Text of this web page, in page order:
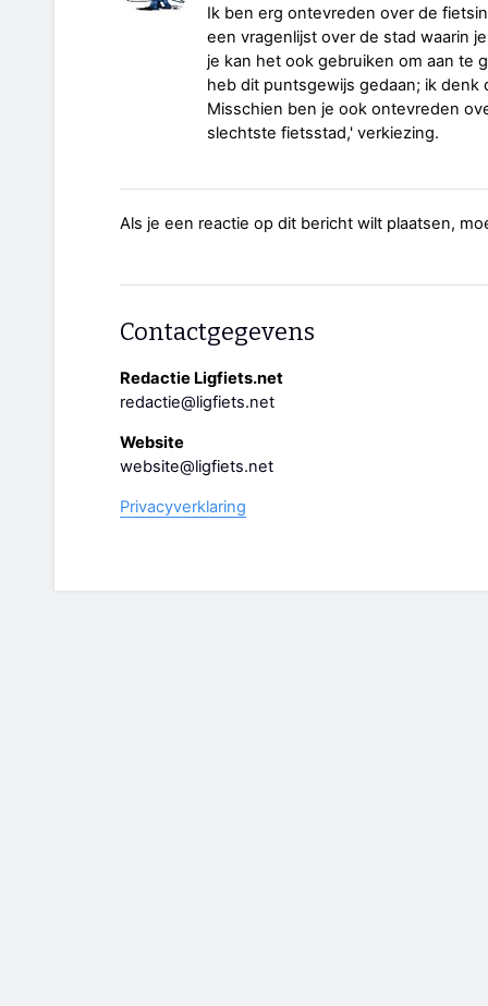
Ik ben erg ontevreden over de
een vragenlijst over de stad waarin
je kan het ook gebruiken om aan te
heb dit puntsgewijs gedaan; ik
Misschien ben je ook ontevreden
slechtste fietsstad,' verkiezing.
Als je een reactie op dit bericht wilt plaatsen,
Contactgegevens
Redactie Ligfiets.net
redactie@ligfiets.net
Website
website@ligfiets.net
Privacyverklaring